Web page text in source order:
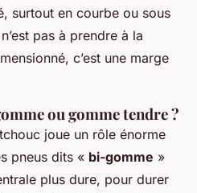
surtout en courbe ou sous
pas à prendre à la
c’est une marge
ou gomme tendre ?
joue un rôle énorme
pneus dits « bi-gomme »
plus dure, pour durer